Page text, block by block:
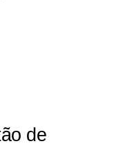
de